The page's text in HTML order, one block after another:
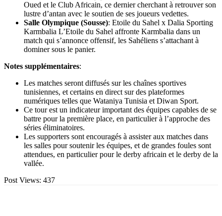
Oued et le Club Africain, ce dernier cherchant à retrouver son
lustre d’antan avec le soutien de ses joueurs vedettes.
Salle Olympique (Sousse): Etoile du Sahel x Dalia Sporting
Karmbalia L’Etoile du Sahel affronte Karmbalia dans un
match qui s’annonce offensif, les Sahéliens s’attachant à
dominer sous le panier.
Notes supplémentaires:
Les matches seront diffusés sur les chaînes sportives
tunisiennes, et certains en direct sur des plateformes
numériques telles que Wataniya Tunisia et Diwan Sport.
Ce tour est un indicateur important des équipes capables de se
battre pour la première place, en particulier à l’approche des
séries éliminatoires.
Les supporters sont encouragés à assister aux matches dans
les salles pour soutenir les équipes, et de grandes foules sont
attendues, en particulier pour le derby africain et le derby de la
vallée.
Post Views: 437